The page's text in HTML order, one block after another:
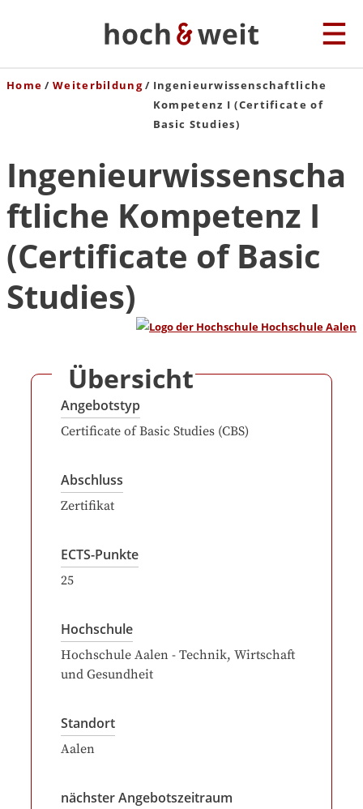
Home Weiterbildung
Ingenieurwissenschaftliche
Kompetenz I (Certificate of
Basic Studies)
Ingenieurwissenscha
ftliche Kompetenz I
(Certificate of Basic
Studies)
Übersicht
Angebotstyp
Certificate of Basic Studies (CBS)
Abschluss
Zertifikat
ECTS-Punkte
25
Hochschule
Hochschule Aalen - Technik, Wirtschaft
und Gesundheit
Standort
Aalen
nächster Angebotszeitraum